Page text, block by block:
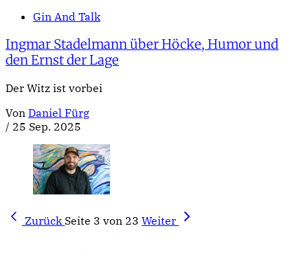
Gin And Talk
Ingmar Stadelmann über Höcke, Humor und
den Ernst der Lage
Der Witz ist vorbei
Von Daniel Fürg
/ 25 Sep. 2025
Zurück Seite 3 von 23 Weiter